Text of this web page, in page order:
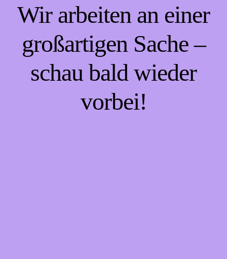
Wir arbeiten an einer
großartigen Sache –
schau bald wieder
vorbei!